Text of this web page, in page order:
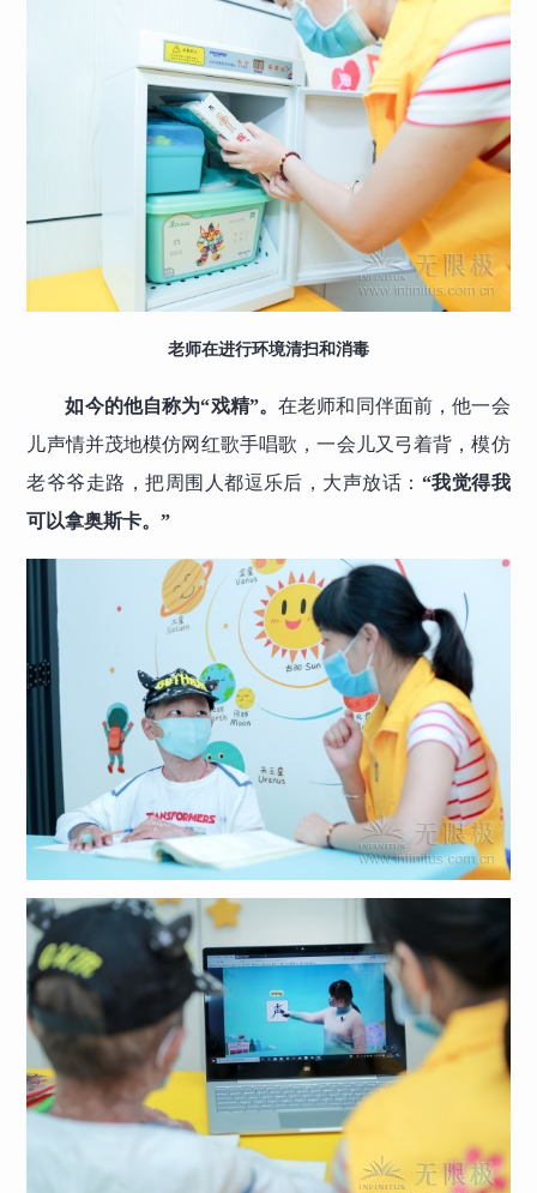
老师在进行环境清扫和消毒
如今的他自称为“戏精”。在老师和同伴面前，他一会
儿声情并茂地模仿网红歌手唱歌，一会儿又弓着背，模仿
老爷爷走路，把周围人都逗乐后，大声放话： “我觉得我
可以拿奥斯卡。”